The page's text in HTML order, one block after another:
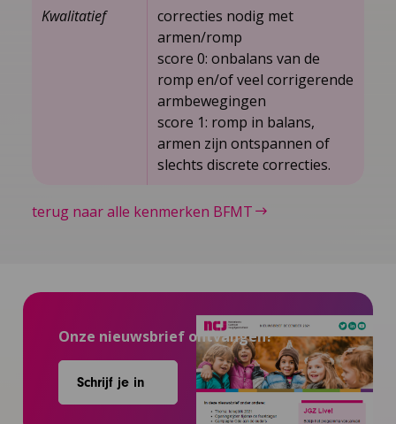
Kwalitatief
correcties nodig met
armen/romp
score 0: onbalans van de
romp en/of veel corrigerende
armbewegingen
score 1: romp in balans,
armen zijn ontspannen of
slechts discrete correcties.
terug naar alle kenmerken BFMT
Onze nieuwsbrief ontvangen?
Schrijf je in